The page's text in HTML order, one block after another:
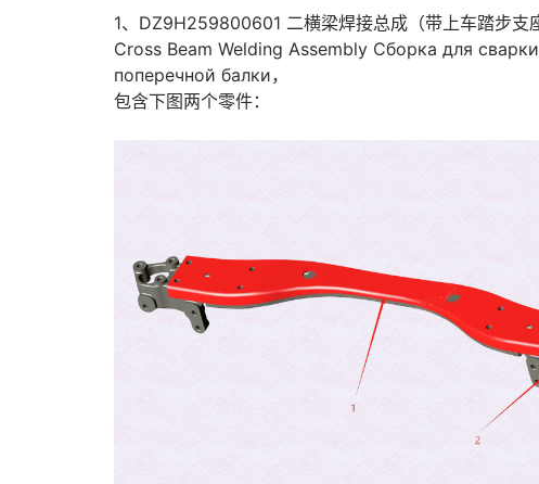
1、DZ9H259800601 二横梁焊接总成（带上车踏步支
Cross Beam Welding Assembly Сборка для
поперечной балки，
包含下图两个零件：